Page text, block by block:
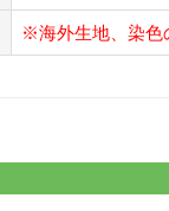
※海外生地、染色